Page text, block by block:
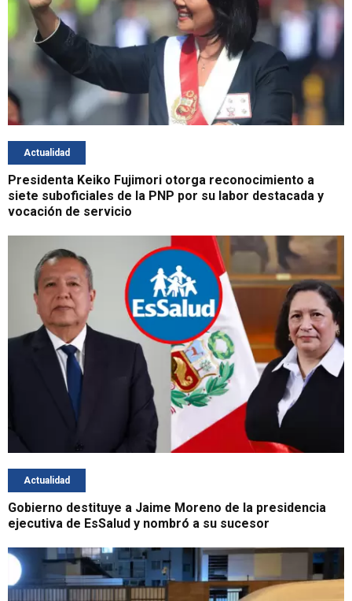
Actualidad
Presidenta Keiko Fujimori otorga reconocimiento a
siete suboficiales de la PNP por su labor destacada y
vocación de servicio
Actualidad
Gobierno destituye a Jaime Moreno de la presidencia
ejecutiva de EsSalud y nombró a su sucesor